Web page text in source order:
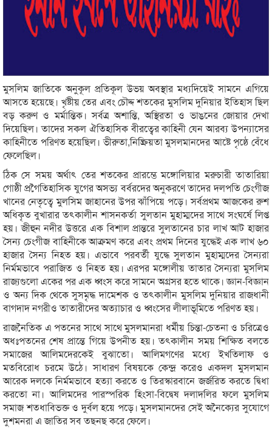
মুসলিম জাতিকে অনুকূল প্রতিকূল উভয় অবস্থার মধ্যদিয়েই সামনে এগিয়ে
আসতে হয়েছে। খৃষ্টীয় তের এবং চৌদ্দ শতকের মুসলিম দুনিয়ার ইতিহাস ছিল
বড় করুণ ও মর্মান্তিক। সর্বত্র অশান্তি, অস্থিরতা ও ভাঙনের জোয়ার দেখা
দিয়েছিল। তাদের সকল ঐতিহাসিক বীরত্বের কাহিনী যেন আরব্য উপন্যাসের
কাহিনীতে পরিণত হয়েছিল। ভীরুতা,নিষ্ক্রিয়তা মুসলমানদের আষ্টে পৃষ্ঠে বেঁধে
ফেলেছিল।
ঠিক সে সময় অর্থাৎ তের শতকের প্রারম্ভে মঙ্গোলিয়ার মরুচারী তাতারিয়া
গোষ্ঠী প্রগৈতিহাসিক যুগের অসভ্য বর্বরদের অনুকরণে তাদের দলপতি চেংগীজ
খানের নেতৃত্বে মুলসিম জাহানের উপর ঝাঁপিয়ে পড়ে। সর্বপ্রথম আজকের রুশ
অধিকৃত বুখারার তৎকালীন শাসনকর্তা সুলতান মুহাম্মদের সাথে সংঘর্ষে লিপ্ত
হয়। জীহুন নদীর উত্তরে এক বিশাল প্রান্তরে সুলতানের চার লাখ আট হাজার
সৈন্য চেংগীজ বাহিনীকে আক্রমণ করে এবং প্রথম দিনের যুদ্ধেই এক লাখ ৬০
হাজার সৈন্য নিহত হয়। এভাবে পরবর্তী যুদ্ধে সুলতান মুহাম্মদের সৈন্যরা
নির্মমভাবে পরাজিত ও নিহত হয়। এরপর মঙ্গোলীয় তাতার সৈন্যরা মুসলিম
রাজ্যগুলো একের পর এক ধ্বংস করে সামনে অগ্রসর হতে থাকে। জ্ঞান-বিজ্ঞান
ও অন্য দিক থেকে সুসমৃদ্ধ দামেশক ও তৎকালীন মুসলিম দুনিয়ার রাজধানী
বাগদাদ নগরীও তাতারীদের অত্যাচার ও ধ্বংসের লীলাভূমিতে পরিণত হয়।
রাজনৈতিক এ পতনের সাথে সাথে মুসলমানরা ধর্মীয় চিন্তা-চেতনা ও চরিত্রেও
অধঃপতনের শেষ প্রান্তে গিয়ে উপনীত হয়। তৎকালীন সময় শিক্ষিত বলতে
সমাজের আলিমদেরকেই বুঝাতো। আলিমগণের মধ্যে ইখতিলাফ ও
মতবিরোধ চরমে উঠে। সাধারণ বিষয়কে কেন্দ্র করেও একদল মুসলমান
আরেক দলকে নির্মমভাবে হত্যা করতে ও তিরস্কারবানে জর্জরিত করতে দ্বিধা
করতো না। আলিমদের পারস্পরিক হিংসা-বিদ্বেষ দলাদলির ফলে মুসলিম
সমাজ শতধাবিভক্ত ও দুর্বল হয়ে পড়ে। মুসলমানদের সেই অনৈক্যের সুযোগে
দুশমনরা এ জাতির সব তছনছ করে ফেলে।